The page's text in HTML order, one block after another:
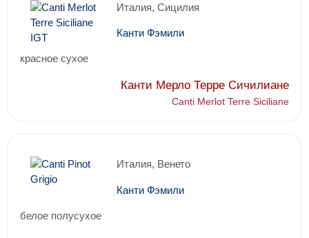
Италия, Сицилия
Канти Фэмили
красное сухое
Канти Мерло Терре Сичилиане
Canti Merlot Terre Siciliane
Италия, Венето
Канти Фэмили
белое полусухое